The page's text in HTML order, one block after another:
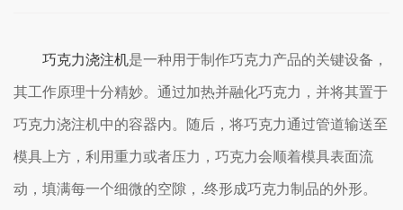
巧克力浇注机是一种用于制作巧克力产品的关键设备，
其工作原理十分精妙。通过加热并融化巧克力，并将其置于
巧克力浇注机中的容器内。随后，将巧克力通过管道输送至
模具上方，利用重力或者压力，巧克力会顺着模具表面流
动，填满每一个细微的空隙，.终形成巧克力制品的外形。